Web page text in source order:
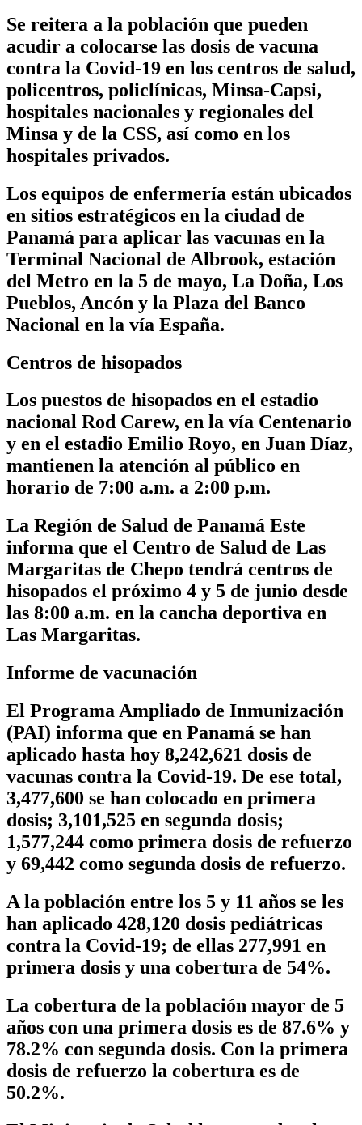
Se reitera a la población que pueden
acudir a colocarse las dosis de vacuna
contra la Covid-19 en los centros de salud,
policentros, policlínicas, Minsa-Capsi,
hospitales nacionales y regionales del
Minsa y de la CSS, así como en los
hospitales privados.
Los equipos de enfermería están ubicados
en sitios estratégicos en la ciudad de
Panamá para aplicar las vacunas en la
Terminal Nacional de Albrook, estación
del Metro en la 5 de mayo, La Doña, Los
Pueblos, Ancón y la Plaza del Banco
Nacional en la vía España.
Centros de hisopados
Los puestos de hisopados en el estadio
nacional Rod Carew, en la vía Centenario
y en el estadio Emilio Royo, en Juan Díaz,
mantienen la atención al público en
horario de 7:00 a.m. a 2:00 p.m.
La Región de Salud de Panamá Este
informa que el Centro de Salud de Las
Margaritas de Chepo tendrá centros de
hisopados el próximo 4 y 5 de junio desde
las 8:00 a.m. en la cancha deportiva en
Las Margaritas.
Informe de vacunación
El Programa Ampliado de Inmunización
(PAI) informa que en Panamá se han
aplicado hasta hoy 8,242,621 dosis de
vacunas contra la Covid-19. De ese total,
3,477,600 se han colocado en primera
dosis; 3,101,525 en segunda dosis;
1,577,244 como primera dosis de refuerzo
y 69,442 como segunda dosis de refuerzo.
A la población entre los 5 y 11 años se les
han aplicado 428,120 dosis pediátricas
contra la Covid-19; de ellas 277,991 en
primera dosis y una cobertura de 54%.
La cobertura de la población mayor de 5
años con una primera dosis es de 87.6% y
78.2% con segunda dosis. Con la primera
dosis de refuerzo la cobertura es de
50.2%.